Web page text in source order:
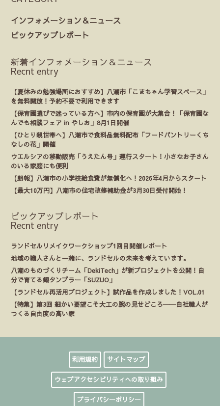
インフォメーション＆ニュース
ピックアップレポート
新着インフォメーション＆ニュース
Recnt entry
【夏休みの勉強場所におすすめ】八潮市「こまちゃん学習スペース」
を無料開放！予約不要で利用できます
【保育園選びで迷っている方へ】市内の保育園が大集合！「保育園な
んでも相談フェア in やしお」8月1日開催
【ひとり親世帯へ】八潮市で食料品無料配布「フードパントリーくち
なしの花」開催
ウエルシアの移動販売「うえたん号」運行スタート！小さなお子さん
のいる家庭にも便利
【朗報】八潮市の小学校給食費が無償化へ！2026年4月からスタート
【最大10万円】八潮市の住宅改修補助金が3月30日受付開始！
ピックアップレポート
Recnt entry
ランドセルリメイクワークショップ1回目開催レポート
地域の職人さんと一緒に、ランドセルの未来を考えています。
八潮のものづくりチーム「DekiTech」が新プロジェクトを公開！自
分で育てる錫タンブラー「SUZUO」
【ランドセル再活用プロジェクト】試作品を作成しました！VOL.01
【特集】第3回 細かい要望こそ大工の腕の見せどころ──自社職人が
つくる自由度の高い家
利用規約 サイトマップ
ウェブアクセシビリティへの取り組み
プライバシーポリシー